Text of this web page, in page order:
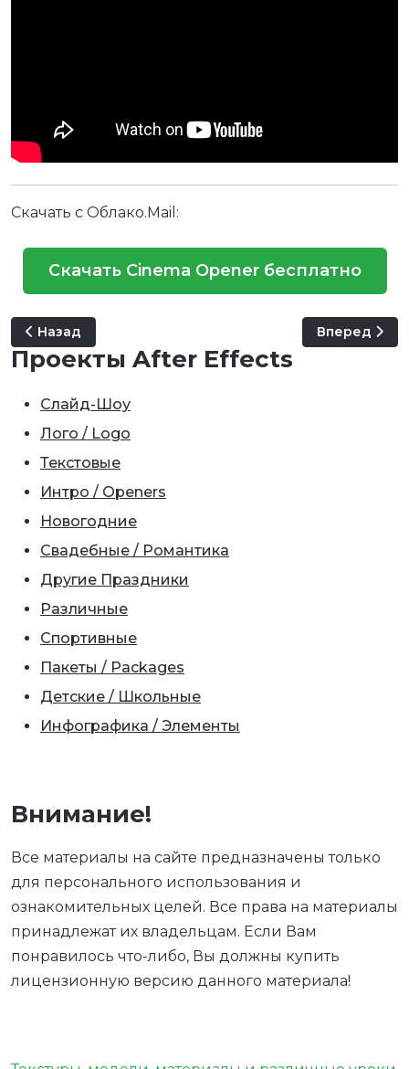
Скачать с Облако.Mail:
Скачать Cinema Opener бесплатно
Предыдущий: Dark Circles Logo Reveal
Назад Следующий:
Вперед
Проекты After Effects
Слайд-Шоу
Лого / Logo
Текстовые
Интро / Openers
Новогодние
Свадебные / Романтика
Другие Праздники
Различные
Спортивные
Пакеты / Packages
Детские / Школьные
Инфографика / Элементы
Внимание!
Все материалы на сайте предназначены только
для персонального использования и
ознакомительных целей. Все права на материалы
принадлежат их владельцам. Если Вам
понравилось что-либо, Вы должны купить
лицензионную версию данного материала!